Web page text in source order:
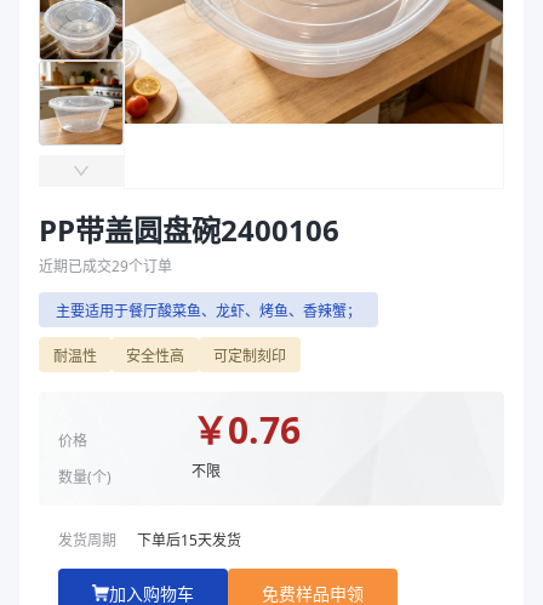
高度（mm）
106
克重（g）
61.3
容量（ml）
3500
透明
产品特性
直径（mm）
240
高度（mm）
106
容量（ml）
3500
透明
PP带盖圆盘碗2400106
近期已成交29个订单
主要适用于餐厅酸菜鱼、龙虾、烤鱼、香辣蟹；
耐温性 安全性高 可定制刻印
价格
数量(个)
￥0.76
不限
发货周期 下单后15天发货
加入购物车 免费样品申领